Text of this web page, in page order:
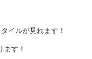
イルが見れます！
す！